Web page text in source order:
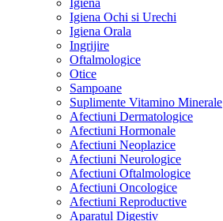
Igiena
Igiena Ochi si Urechi
Igiena Orala
Ingrijire
Oftalmologice
Otice
Sampoane
Suplimente Vitamino Minerale
Afectiuni Dermatologice
Afectiuni Hormonale
Afectiuni Neoplazice
Afectiuni Neurologice
Afectiuni Oftalmologice
Afectiuni Oncologice
Afectiuni Reproductive
Aparatul Digestiv